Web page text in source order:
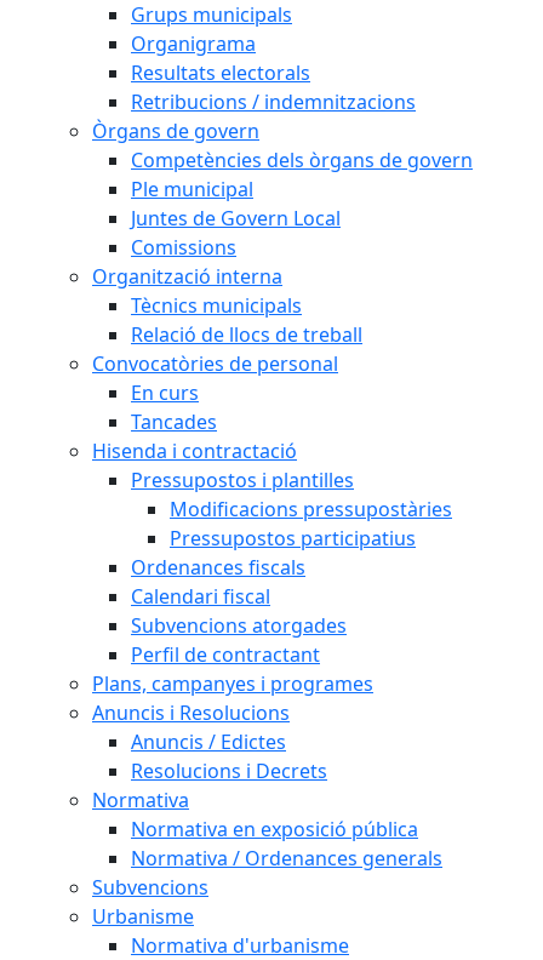
Grups municipals
Organigrama
Resultats electorals
Retribucions / indemnitzacions
Òrgans de govern
Competències dels òrgans de govern
Ple municipal
Juntes de Govern Local
Comissions
Organització interna
Tècnics municipals
Relació de llocs de treball
Convocatòries de personal
En curs
Tancades
Hisenda i contractació
Pressupostos i plantilles
Modificacions pressupostàries
Pressupostos participatius
Ordenances fiscals
Calendari fiscal
Subvencions atorgades
Perfil de contractant
Plans, campanyes i programes
Anuncis i Resolucions
Anuncis / Edictes
Resolucions i Decrets
Normativa
Normativa en exposició pública
Normativa / Ordenances generals
Subvencions
Urbanisme
Normativa d'urbanisme